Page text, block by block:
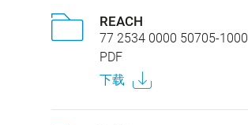
REACH
77 2534 0000 50705-1000
PDF
下载